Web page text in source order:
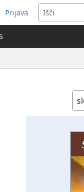
Prijava
(odpre
novo